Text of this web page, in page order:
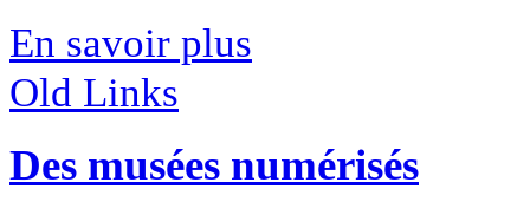
En savoir plus
Old Links
Des musées numérisés